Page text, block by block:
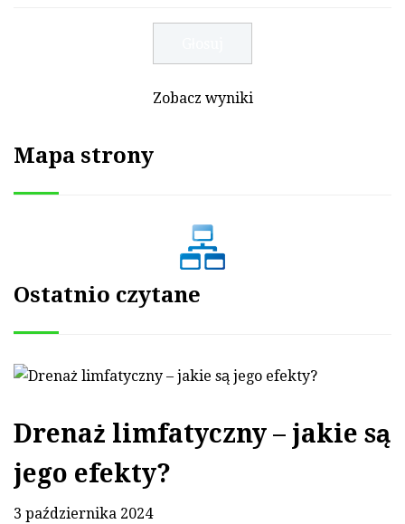
Zobacz wyniki
Mapa strony
Ostatnio czytane
Drenaż limfatyczny – jakie są
jego efekty?
3 października 2024